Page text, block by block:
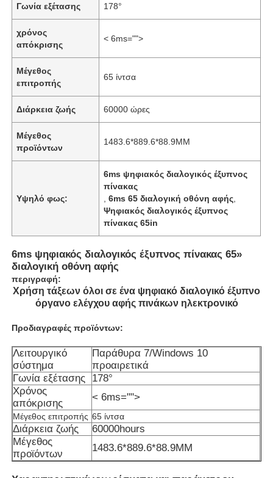
Γωνία εξέτασης 178°
χρόνος
απόκρισης
< 6ms="">
Μέγεθος
επιτροπής
65 ίντσα
Διάρκεια ζωής 60000 ώρες
Μέγεθος
προϊόντων
1483.6*889.6*88.9MM
Υψηλό φως:
6ms ψηφιακός διαλογικός έξυπνος
πίνακας
,6ms 65 διαλογική οθόνη αφής
Ψηφιακός διαλογικός έξυπνος
πίνακας 65in
6ms ψηφιακός διαλογικός έξυπνος πίνακας 65»
διαλογική οθόνη αφής
περιγραφή:
Χρήση τάξεων όλοι σε ένα ψηφιακό διαλογικό έξυπνο
όργανο ελέγχου αφής πινάκων ηλεκτρονικό
Προδιαγραφές προϊόντων:
Λειτουργικό
σύστημα
Παράθυρα 7/Windows 10
προαιρετικά
Γωνία εξέτασης
178°
Χρόνος
απόκρισης
< 6ms="">
Μέγεθος επιτροπής 65 ίντσα
Διάρκεια ζωής
60000hours
Μέγεθος
προϊόντων
1483.6*889.6*88.9MM